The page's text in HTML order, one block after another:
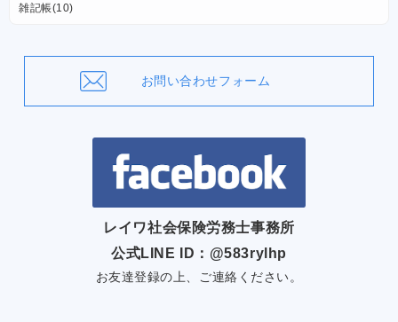
雑記帳(10)
お問い合わせフォーム
レイワ社会保険労務士事務所
公式LINE ID：@583rylhp
お友達登録の上、ご連絡ください。